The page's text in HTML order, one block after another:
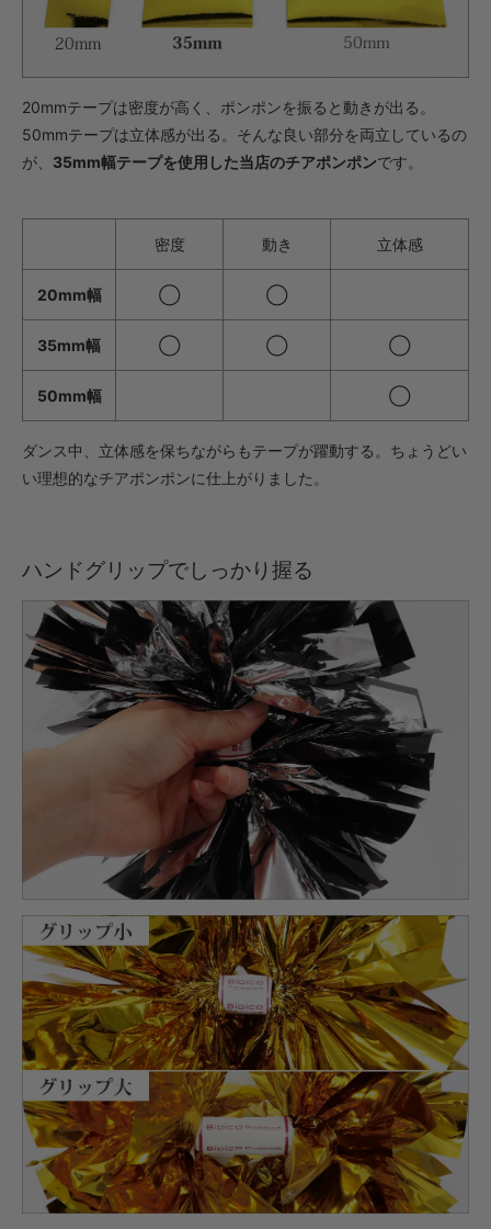
・【カット仕上】ｸﾞﾘｯﾌﾟ小
・【カット仕上】ｸﾞﾘｯﾌﾟ大
671円(税込)
・【完成仕上】ｸﾞﾘｯﾌﾟ小
1,254円(税込)
・【カット仕上】ｸﾞﾘｯﾌﾟ小
・【カット仕上】ｸﾞﾘｯﾌﾟ大
572円(税込)
・【完成仕上】ｸﾞﾘｯﾌﾟ小
1,034円(税込)
・【完成仕上】ｸﾞﾘｯﾌﾟ大
・【カット仕上】ｸﾞﾘｯﾌﾟ小
605円(税込)
・【完成仕上】ｸﾞﾘｯﾌﾟ小
・【完成仕上】ｸﾞﾘｯﾌﾟ大
1,243円(税込)
・【カット仕上】ｸﾞﾘｯﾌﾟ小
748円(税込)
・【カット仕上】ｸﾞﾘｯﾌﾟ大
792円(税込)
・【完成仕上】ｸﾞﾘｯﾌﾟ小
1,496円(税込)
・【完成仕上】ｸﾞﾘｯﾌﾟ大
1,540円(税込)
・【カット仕上】ｸﾞﾘｯﾌﾟ小
605円(税込)
・【カット仕上】ｸﾞﾘｯﾌﾟ大
649円(税込)
・【完成仕上】ｸﾞﾘｯﾌﾟ小
1,188円(税込)
・【完成仕上】ｸﾞﾘｯﾌﾟ大
1,232円(税込)
・【カット仕上】ｸﾞﾘｯﾌﾟ小
693円(税込)
・【カット仕上】ｸﾞﾘｯﾌﾟ大
737円(税込)
20mmテープは密度が高く、ポンポンを振ると動きが出る。
50mmテープは立体感が出る。そんな良い部分を両立しているの
が、 35mm幅テープを使用した当店のチアポンポンです。
密度 動き 立体感
20mm幅 ◯ ◯
35mm幅 ◯ ◯ ◯
50mm幅 ◯
ダンス中、立体感を保ちながらもテープが躍動する。ちょうどい
い理想的なチアポンポンに仕上がりました。
ハンドグリップでしっかり握る